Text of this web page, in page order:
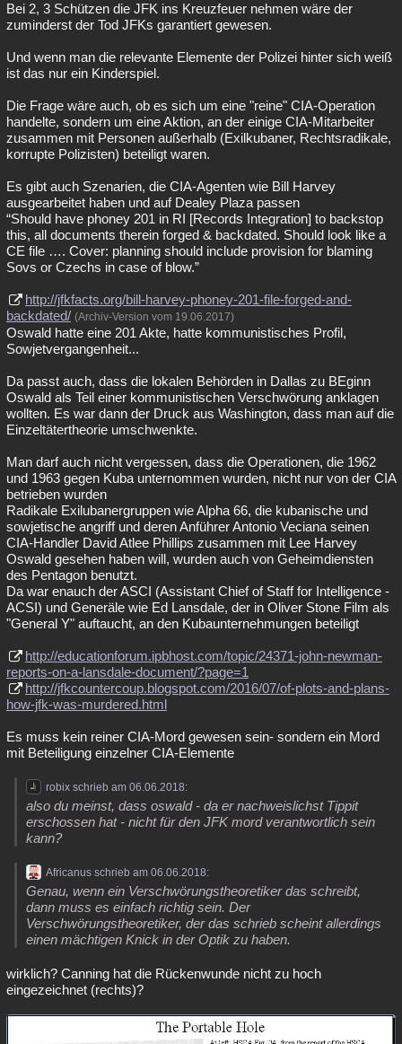
Bei 2, 3 Schützen die JFK ins Kreuzfeuer nehmen wäre der
zuminderst der Tod JFKs garantiert gewesen.
Und wenn man die relevante Elemente der Polizei hinter sich weiß
ist das nur ein Kinderspiel.
Die Frage wäre auch, ob es sich um eine "reine" CIA-Operation
handelte, sondern um eine Aktion, an der einige CIA-Mitarbeiter
zusammen mit Personen außerhalb (Exilkubaner, Rechtsradikale,
korrupte Polizisten) beteiligt waren.
Es gibt auch Szenarien, die CIA-Agenten wie Bill Harvey
ausgearbeitet haben und auf Dealey Plaza passen
“Should have phoney 201 in RI [Records Integration] to backstop
this, all documents therein forged & backdated. Should look like a
CE file …. Cover: planning should include provision for blaming
Sovs or Czechs in case of blow.”
http://jfkfacts.org/bill-harvey-phoney-201-file-forged-and-
backdated/ (Archiv-Version vom 19.06.2017)
Oswald hatte eine 201 Akte, hatte kommunistisches Profil,
Sowjetvergangenheit...
Da passt auch, dass die lokalen Behörden in Dallas zu BEginn
Oswald als Teil einer kommunistischen Verschwörung anklagen
wollten. Es war dann der Druck aus Washington, dass man auf die
Einzeltätertheorie umschwenkte.
Man darf auch nicht vergessen, dass die Operationen, die 1962
und 1963 gegen Kuba unternommen wurden, nicht nur von der CIA
betrieben wurden
Radikale Exilubanergruppen wie Alpha 66, die kubanische und
sowjetische angriff und deren Anführer Antonio Veciana seinen
CIA-Handler David Atlee Phillips zusammen mit Lee Harvey
Oswald gesehen haben will, wurden auch von Geheimdiensten
des Pentagon benutzt.
Da war enauch der ASCI (Assistant Chief of Staff for Intelligence -
ACSI) und Generäle wie Ed Lansdale, der in Oliver Stone Film als
"General Y" auftaucht, an den Kubaunternehmungen beteiligt
http://educationforum.ipbhost.com/topic/24371-john-newman-
reports-on-a-lansdale-document/?page=1
http://jfkcountercoup.blogspot.com/2016/07/of-plots-and-plans-
how-jfk-was-murdered.html
Es muss kein reiner CIA-Mord gewesen sein- sondern ein Mord
mit Beteiligung einzelner CIA-Elemente
robix schrieb am 06.06.2018:
also du meinst, dass oswald - da er nachweislichst Tippit
erschossen hat - nicht für den JFK mord verantwortlich sein
kann?
Africanus schrieb am 06.06.2018:
Genau, wenn ein Verschwörungstheoretiker das schreibt,
dann muss es einfach richtig sein. Der
Verschwörungstheoretiker, der das schrieb scheint allerdings
einen mächtigen Knick in der Optik zu haben.
wirklich? Canning hat die Rückenwunde nicht zu hoch
eingezeichnet (rechts)?